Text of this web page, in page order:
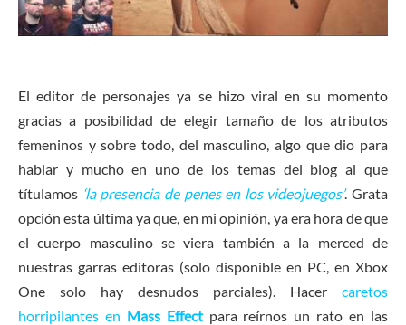
El editor de personajes ya se hizo viral en su momento
gracias a posibilidad de elegir tamaño de los atributos
femeninos y sobre todo, del masculino, algo que dio para
hablar y mucho en uno de los temas del blog al que
títulamos ‘la presencia de penes en los videojuegos’. Grata
opción esta última ya que, en mi opinión, ya era hora de que
el cuerpo masculino se viera también a la merced de
nuestras garras editoras (solo disponible en PC, en Xbox
One solo hay desnudos parciales). Hacer caretos
horripilantes en Mass Effectpara reírnos un rato en las